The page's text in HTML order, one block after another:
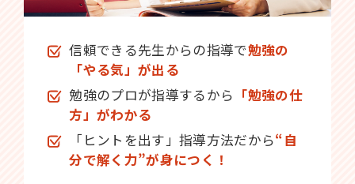
信頼できる先生からの指導で勉強の
「やる気」が出る
勉強のプロが指導するから 「勉強の仕
方」がわかる
「ヒントを出す」指導方法だから“自
分で解く力”が身につく！